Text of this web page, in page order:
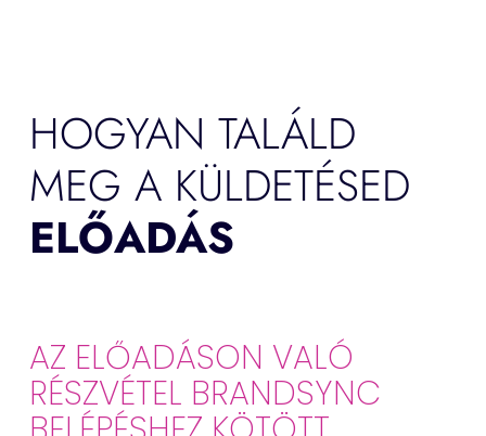
HOGYAN TALÁLD
MEG A KÜLDETÉSED
ELŐADÁS
AZ ELŐADÁSON VALÓ
RÉSZVÉTEL BRANDSYNC